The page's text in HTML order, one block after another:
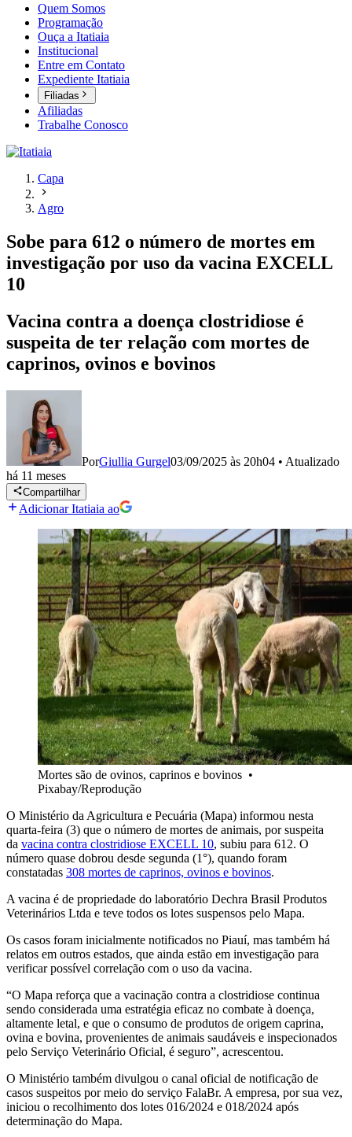
Quem Somos
Programação
Ouça a Itatiaia
Institucional
Entre em Contato
Expediente Itatiaia
Filiadas
Afiliadas
Trabalhe Conosco
Capa
Agro
Sobe para 612 o número de mortes em
investigação por uso da vacina EXCELL
10
Vacina contra a doença clostridiose é
suspeita de ter relação com mortes de
caprinos, ovinos e bovinos
PorGiullia Gurgel03/09/2025 às 20h04 • Atualizado
há 11 meses
Compartilhar
Adicionar Itatiaia ao
Mortes são de ovinos, caprinos e bovinos •
Pixabay/Reprodução
O Ministério da Agricultura e Pecuária (Mapa) informou nesta
quarta-feira (3) que o número de mortes de animais, por suspeita
da vacina contra clostridiose EXCELL 10, subiu para 612. O
número quase dobrou desde segunda (1°), quando foram
constatadas 308 mortes de caprinos, ovinos e bovinos.
A vacina é de propriedade do laboratório Dechra Brasil Produtos
Veterinários Ltda e teve todos os lotes suspensos pelo Mapa.
Os casos foram inicialmente notificados no Piauí, mas também há
relatos em outros estados, que ainda estão em investigação para
verificar possível correlação com o uso da vacina.
“O Mapa reforça que a vacinação contra a clostridiose continua
sendo considerada uma estratégia eficaz no combate à doença,
altamente letal, e que o consumo de produtos de origem caprina,
ovina e bovina, provenientes de animais saudáveis e inspecionados
pelo Serviço Veterinário Oficial, é seguro”, acrescentou.
O Ministério também divulgou o canal oficial de notificação de
casos suspeitos por meio do serviço FalaBr. A empresa, por sua vez,
iniciou o recolhimento dos lotes 016/2024 e 018/2024 após
determinação do Mapa.